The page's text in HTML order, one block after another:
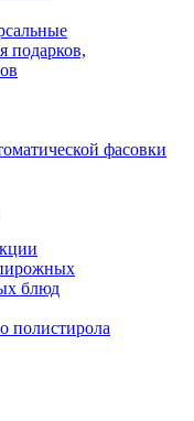
подарков,
фасовки
блюд
полистирола